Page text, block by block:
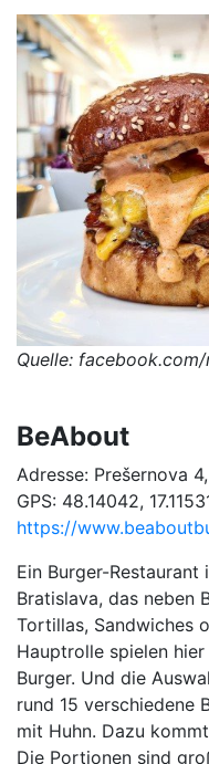
Quelle:
BeAbout
Adresse: Prešernova
GPS: 48.14042,
https://
Ein Burger-
Bratislava, das neben
Tortillas, Sandwiches
Hauptrolle spielen
Burger. Und die
rund 15 verschiedene
mit Huhn. Dazu
Die Portionen sind